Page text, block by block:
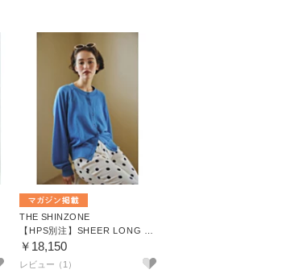
THE SHINZONE
￥18,150
レビュー（1）